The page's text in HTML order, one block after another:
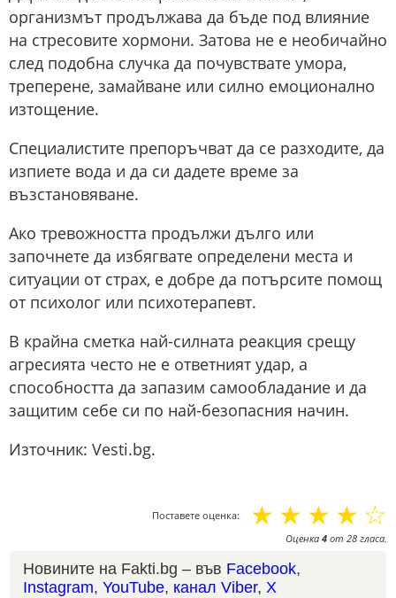
организмът продължава да бъде под влияние
на стресовите хормони. Затова не е необичайно
след подобна случка да почувствате умора,
треперене, замайване или силно емоционално
изтощение.
Специалистите препоръчват да се разходите, да
изпиете вода и да си дадете време за
възстановяване.
Ако тревожността продължи дълго или
започнете да избягвате определени места и
ситуации от страх, е добре да потърсите помощ
от психолог или психотерапевт.
В крайна сметка най-силната реакция срещу
агресията често не е ответният удар, а
способността да запазим самообладание и да
защитим себе си по най-безопасния начин.
Източник: Vesti.bg.
Поставете оценка: ☆
☆
☆
☆
☆
Оценка 4 от 28 гласа.
Новините на Fakti.bg – във Facebook,
Instagram, YouTube, канал Viber, X